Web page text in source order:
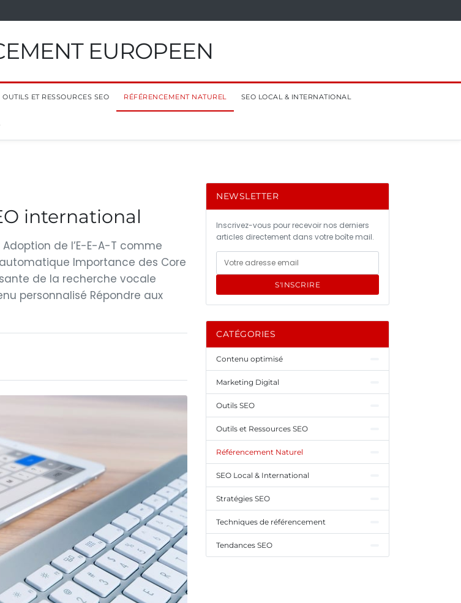
EUROPEEN
OUTILS ET RESSOURCES SEO RÉFÉRENCEMENT NATUREL SEO LOCAL & INTERNATIONAL
international
Adoption de l’E-E-A-T comme
automatique Importance des Core
de la recherche vocale
personnalisé Répondre aux
NEWSLETTER
Inscrivez-vous pour recevoir nos derniers
articles directement dans votre boîte mail.
S'INSCRIRE
CATÉGORIES
Contenu optimisé
Marketing Digital
Outils SEO
Outils et Ressources SEO
Référencement Naturel
SEO Local & International
Stratégies SEO
Techniques de référencement
Tendances SEO